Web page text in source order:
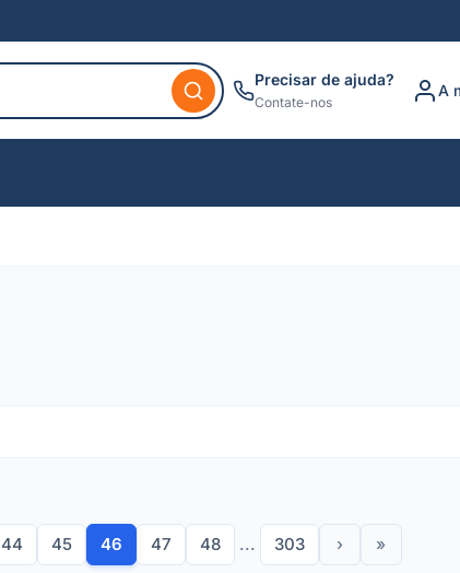
Precisar de ajuda?
Contate-nos
A
44 45 46 47 48 ... 303 › »